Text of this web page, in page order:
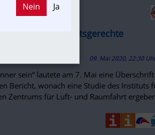
für eine zukunftsgerechte
09. Mai 2020, 22:30
sein“ lautete am 7. Mai eine
Bericht, wonach eine Studie des Instituts
Zentrums für Luft- und Raumfahrt
Nein Ja